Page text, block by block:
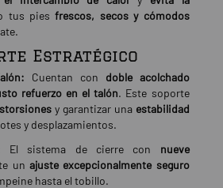
tus piesfrescos, secos y cómodos
Estratégico
Cuentan con doble acolchado
refuerzo en el talón. Este soporte
y garantizar una estabilidad
y desplazamientos.
El sistema de cierre con nueve
un ajuste excepcionalmente seguro
hasta el tobillo.